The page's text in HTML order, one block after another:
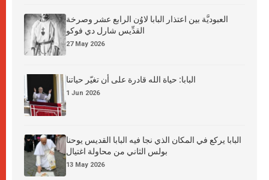
العبوديَّة بين اعتذار البابا لاوُن الرابع عشر وصرخة
القدِّيس شارل دي فوكو
27 May 2026
البابا: حياة الله قادرة على أن تغيّر حياتنا
1 Jun 2026
البابا يركع في المكان الذي نجا فيه البابا القديس يوحنا
بولس الثاني من محاولة اغتيال
13 May 2026